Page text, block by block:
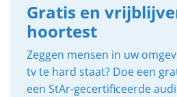
Gratis en
hoortest
Zeggen mensen in uw
tv te hard staat? Doe een
een StAr-gecertificeerde